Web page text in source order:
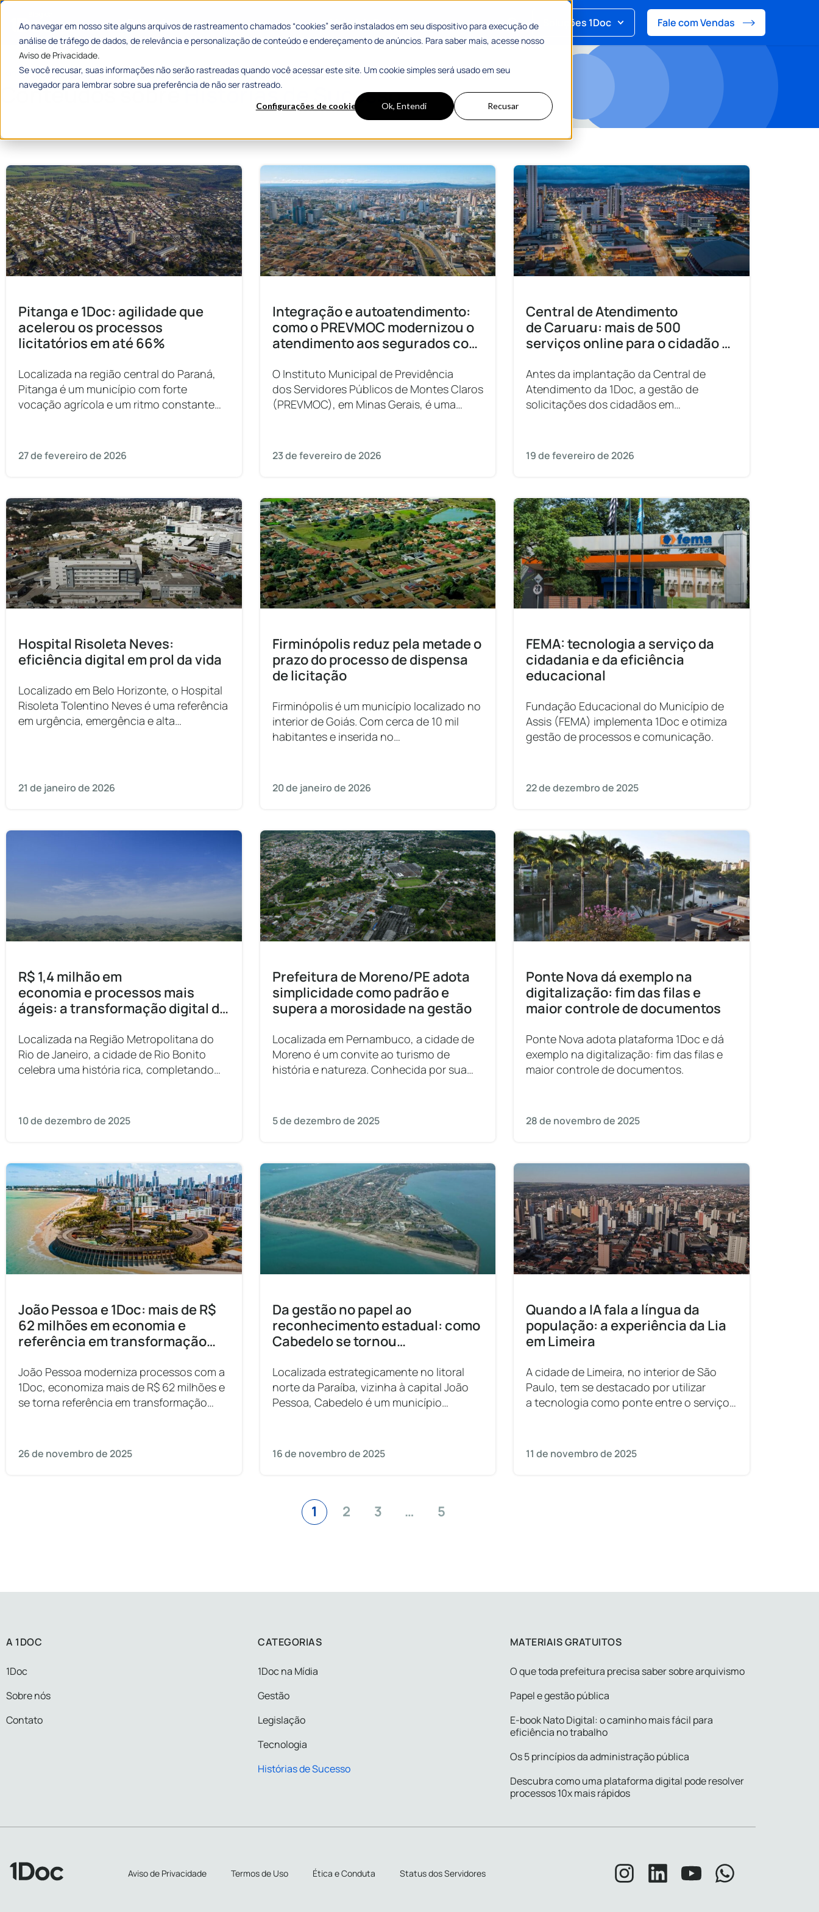
Ao navegar em nosso site alguns arquivos de rastreamento chamados “cookies” serão instalados em seu dispositivo para execução de
análise de tráfego de dados, de relevância e personalização de conteúdo e endereçamento de anúncios. Para saber mais, acesse nosso
Aviso de Privacidade.
Se você recusar, suas informações não serão rastreadas quando você acessar este site. Um cookie simples será usado em seu
navegador para lembrar sobre sua preferência de não ser rastreado.
Configurações de cookies Ok, Entendi Recusar
Categorias Histórias de Sucesso Materiais Gratuitos Soluções 1Doc Fale com Vendas
Home»Histórias de Sucesso
Conteúdos sobreHistórias de Sucesso
Pitanga e 1Doc: agilidade que
acelerou os processos
licitatórios em até 66%
Localizada na região central do Paraná,
Pitanga é um município com forte
vocação agrícola e um ritmo constante
precisava
27 de fevereiro de 2026
Integração e autoatendimento:
como o PREVMOC modernizou o
atendimento aos segurados com
O Instituto Municipal de Previdência
dos Servidores Públicos de Montes Claros
(PREVMOC), em Minas Gerais, é uma
previdência pública
23 de fevereiro de 2026
Central de Atendimento
de Caruaru: mais de 500
serviços online para o cidadão e
Antes da implantação da Central de
Atendimento da 1Doc, a gestão de
solicitações dos cidadãos em
processos, somadas à demora nas
19 de fevereiro de 2026
Hospital Risoleta Neves:
eficiência digital em prol da vida
Localizado em Belo Horizonte, o Hospital
Risoleta Tolentino Neves é uma referência
em urgência, emergência e alta
apoio da UFMG, em parceria com o poder
público, atendendo
21 de janeiro de 2026
Firminópolis reduz pela metade o
prazo do processo de dispensa
de licitação
Firminópolis é um município localizado no
interior de Goiás. Com cerca de 10 mil
habitantes e inserida no
região, atuando como
20 de janeiro de 2026
FEMA: tecnologia a serviço da
cidadania e da eficiência
educacional
Fundação Educacional do Município de
Assis (FEMA) implementa 1Doc e otimiza
gestão de processos e comunicação.
22 de dezembro de 2025
R$ 1,4 milhão em
economia e processos mais
ágeis: a transformação digital de
Localizada na Região Metropolitana do
Rio de Janeiro, a cidade de Rio Bonito
celebra uma história rica, completando
Com
10 de dezembro de 2025
Prefeitura de Moreno/PE adota
simplicidade como padrão e
supera a morosidade na gestão
Localizada em Pernambuco, a cidade de
Moreno é um convite ao turismo de
história e natureza. Conhecida por sua
cidade possui
5 de dezembro de 2025
Ponte Nova dá exemplo na
digitalização: fim das filas e
maior controle de documentos
Ponte Nova adota plataforma 1Doc e dá
exemplo na digitalização: fim das filas e
maior controle de documentos.
28 de novembro de 2025
João Pessoa e 1Doc: mais de R$
62 milhões em economia e
referência em transformação
João Pessoa moderniza processos com a
1Doc, economiza mais de R$ 62 milhões e
se torna referência em transformação
26 de novembro de 2025
Da gestão no papel ao
reconhecimento estadual: como
Cabedelo se tornou
Localizada estrategicamente no litoral
norte da Paraíba, vizinha à capital João
Pessoa, Cabedelo é um município
paradisíacas e pelo potencial em
16 de novembro de 2025
Quando a IA fala a língua da
população: a experiência da Lia
em Limeira
A cidade de Limeira, no interior de São
Paulo, tem se destacado por utilizar
a tecnologia como ponte entre o serviço
11 de novembro de 2025
1 2 3 … 5
A 1DOC
1Doc
Sobre nós
Contato
CATEGORIAS
1Doc na Mídia
Gestão
Legislação
Tecnologia
Histórias de Sucesso
MATERIAIS GRATUITOS
O que toda prefeitura precisa saber sobre arquivismo
Papel e gestão pública
E-book Nato Digital: o caminho mais fácil para
eficiência no trabalho
Os 5 princípios da administração pública
Descubra como uma plataforma digital pode resolver
processos 10x mais rápidos
Aviso de Privacidade Termos de Uso Ética e Conduta Status dos Servidores